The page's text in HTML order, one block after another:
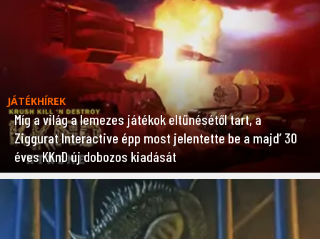
JÁTÉKHÍREK
Míg a világ a lemezes játékok eltűnésétől tart, a
Ziggurat Interactive épp most jelentette be a majd’ 30
éves KKnD új dobozos kiadását